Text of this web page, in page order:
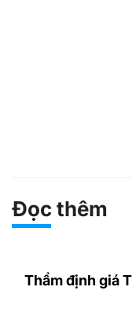
Đọc thêm
Thẩm định giá